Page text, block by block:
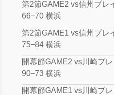
第2節GAME2 vs信州ブレ
66−70 横浜
第2節GAME1 vs信州ブレ
75−84 横浜
開幕節GAME2 vs川崎ブ
90−73 横浜
開幕節GAME1 vs川崎ブ